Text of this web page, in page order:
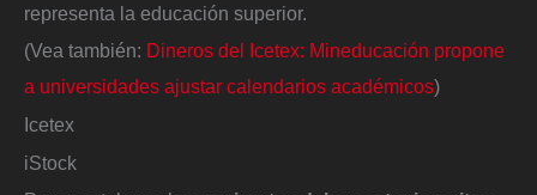
representa la educación superior.
(Vea también: Dineros del Icetex: Mineducación propone
a universidades ajustar calendarios académicos)
Icetex
iStock